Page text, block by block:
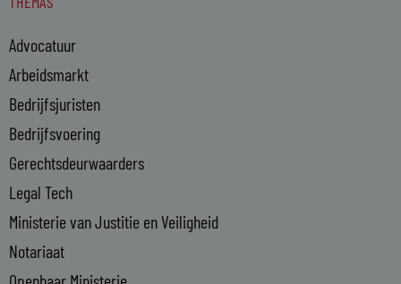
k
d
i
n
-
i
n
Advocatuur
Arbeidsmarkt
Bedrijfsjuristen
Bedrijfsvoering
Gerechtsdeurwaarders
Legal Tech
Ministerie van Justitie en Veiligheid
Notariaat